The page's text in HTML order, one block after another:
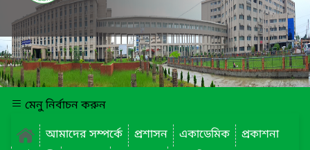
মেনু নির্বাচন করুন
আমাদের সম্পর্কে
প্রশাসন একাডেমিক
প্রকাশনা